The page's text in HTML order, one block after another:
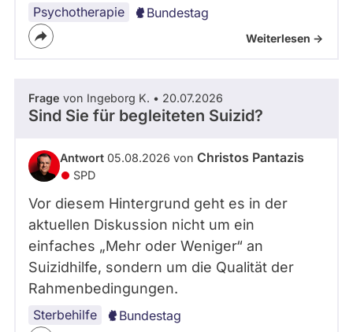
Psychotherapie Bundestag
Weiterlesen ->
Frage von Ingeborg K. • 20.07.2026
Sind Sie für begleiteten Suizid?
Antwort 05.08.2026 von Christos Pantazis
SPD
Vor diesem Hintergrund geht es in der
aktuellen Diskussion nicht um ein
einfaches „Mehr oder Weniger“ an
Suizidhilfe, sondern um die Qualität der
Rahmenbedingungen.
Sterbehilfe Bundestag